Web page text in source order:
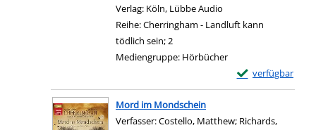
Verlag: Köln, Lübbe Audio
Reihe:Cherringham - Landluft kann
tödlich sein; 2
Mediengruppe: Hörbücher
verfügbar
Exemplar-
Zum Download
Mord im Mondschein
Verfasser:Costello, Matthew; Richards,